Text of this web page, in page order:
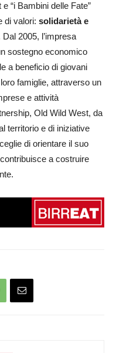
“i Bambini delle Fate”
di valori: solidarietà e
Dal 2005, l’impresa
sostegno economico
a beneficio di giovani
famiglie, attraverso un
e attività
Old Wild West, da
territorio e di iniziative
di orientare il suo
a costruire